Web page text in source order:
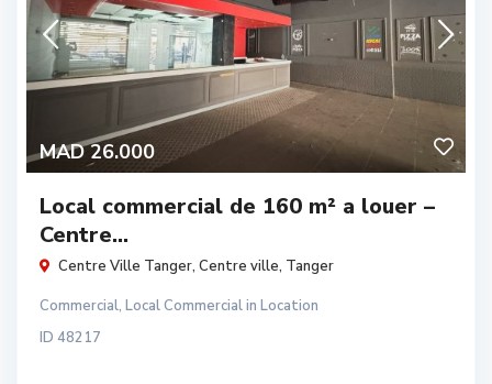
MAD 26.000
Local commercial de 160 m² a louer –
Centre...
Centre Ville Tanger, Centre ville, Tanger
Commercial, Local Commercialin Location
ID 48217